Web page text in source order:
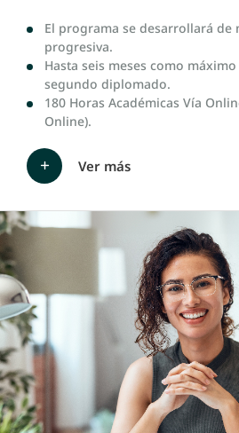
El programa se desarrollará de
progresiva.
Hasta seis meses como
segundo diplomado.
180 Horas Académicas Vía
Online).
Ver más